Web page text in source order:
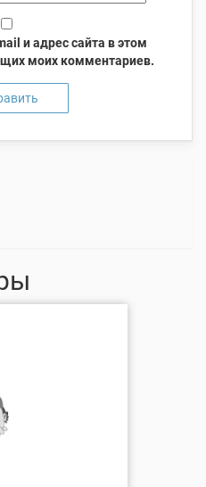
и адрес сайта в этом
моих комментариев.